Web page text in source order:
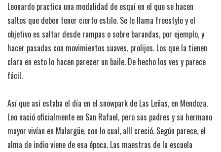
Leonardo practica una modalidad de esquí en el que se hacen
saltos que deben tener cierto estilo. Se le llama freestyle y el
objetivo es saltar desde rampas o sobre barandas, por ejemplo, y
hacer pasadas con movimientos suaves, prolijos. Los que la tienen
clara en esto lo hacen parecer un baile. De hecho los ves y parece
fácil.
Así que así estaba el día en el snowpark de Las Leñas, en Mendoza.
Leo nació oficialmente en San Rafael, pero sus padres y su hermano
mayor vivían en Malargüe, con lo cual, allí creció. Según parece, el
alma de indio viene de esa época. Las maestras de la escuela